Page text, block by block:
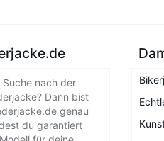
nach der
Dann bist
genau
du garantiert